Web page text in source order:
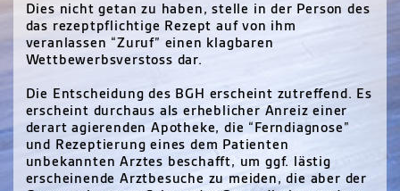
Dies nicht getan zu haben, stelle in der Person des
das rezeptpflichtige Rezept auf von ihm
veranlassen “Zuruf” einen klagbaren
Wettbewerbsverstoss dar.
Die Entscheidung des BGH erscheint zutreffend. Es
erscheint durchaus als erheblicher Anreiz einer
derart agierenden Apotheke, die “Ferndiagnose”
und Rezeptierung eines dem Patienten
unbekannten Arztes beschafft, um ggf. lästig
erscheinende Arztbesuche zu meiden, die aber der